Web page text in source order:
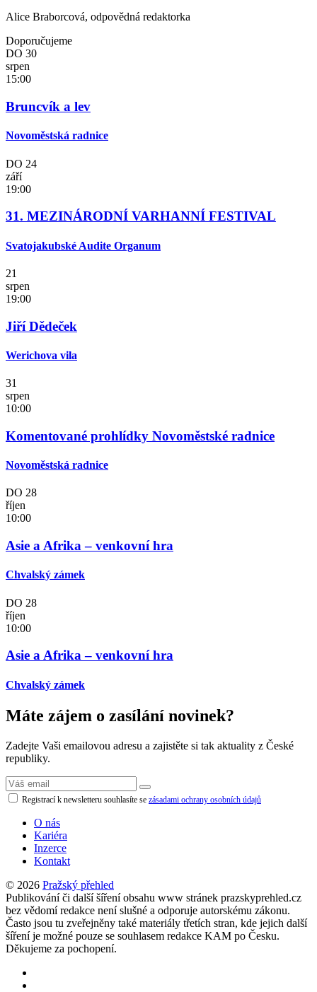
Alice Braborcová, odpovědná redaktorka
Doporučujeme
DO 30
srpen
15:00
Bruncvík a lev
Novoměstská radnice
DO 24
září
19:00
31. MEZINÁRODNÍ VARHANNÍ FESTIVAL
Svatojakubské Audite Organum
21
srpen
19:00
Jiří Dědeček
Werichova vila
31
srpen
10:00
Komentované prohlídky Novoměstské radnice
Novoměstská radnice
DO 28
říjen
10:00
Asie a Afrika – venkovní hra
Chvalský zámek
DO 28
říjen
10:00
Asie a Afrika – venkovní hra
Chvalský zámek
Máte zájem o zasílání novinek?
Zadejte Vaši emailovou adresu a zajistěte si tak aktuality z České
republiky.
Registrací k newsletteru souhlasíte se zásadami ochrany osobních údajů
O nás
Kariéra
Inzerce
Kontakt
© 2026 Pražský přehled
Publikování či další šíření obsahu www stránek prazskyprehled.cz
bez vědomí redakce není slušné a odporuje autorskému zákonu.
Často jsou tu zveřejněny také materiály třetích stran, kde jejich další
šíření je možné pouze se souhlasem redakce KAM po Česku.
Děkujeme za pochopení.